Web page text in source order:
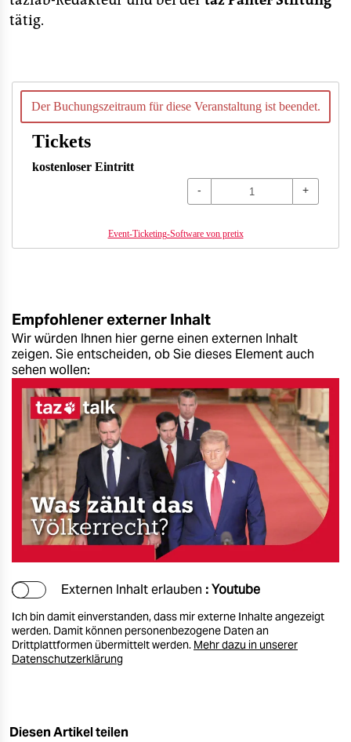
tätig.
Der Buchungszeitraum für diese Veranstaltung ist beendet.
Tickets
kostenloser Eintritt
- +
Event-Ticketing-Software von pretix
Empfohlener externer Inhalt
Wir würden Ihnen hier gerne einen externen Inhalt
zeigen. Sie entscheiden, ob Sie dieses Element auch
sehen wollen:
Externen Inhalt erlauben : Youtube
Ich bin damit einverstanden, dass mir externe Inhalte angezeigt
werden. Damit können personenbezogene Daten an
Drittplattformen übermittelt werden. Mehr dazu in unserer
Datenschutzerklärung
Diesen Artikel teilen